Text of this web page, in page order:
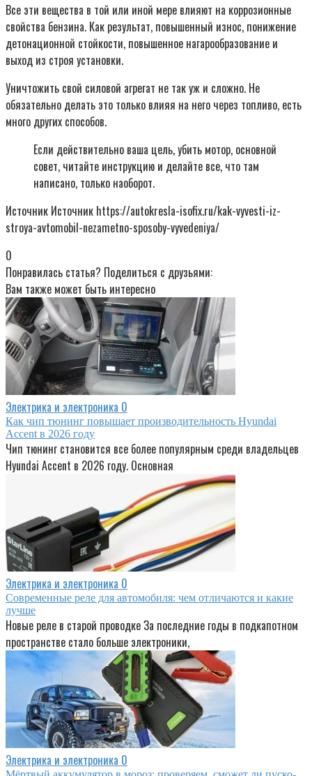
Все эти вещества в той или иной мере влияют на коррозионные
свойства бензина. Как результат, повышенный износ, понижение
детонационной стойкости, повышенное нагарообразование и
выход из строя установки.
Уничтожить свой силовой агрегат не так уж и сложно. Не
обязательно делать это только влияя на него через топливо, есть
много других способов.
Если действительно ваша цель, убить мотор, основной
совет, читайте инструкцию и делайте все, что там
написано, только наоборот.
Источник Источник https://autokresla-isofix.ru/kak-vyvesti-iz-
stroya-avtomobil-nezametno-sposoby-vyvedeniya/
0
Понравилась статья? Поделиться с друзьями:
Вам также может быть интересно
Электрика и электроника 0
Как чип тюнинг повышает производительность Hyundai
Accent в 2026 году
Чип тюнинг становится все более популярным среди владельцев
Hyundai Accent в 2026 году. Основная
Электрика и электроника 0
Современные реле для автомобиля: чем отличаются и какие
лучше
Новые реле в старой проводке За последние годы в подкапотном
пространстве стало больше электроники,
Электрика и электроника 0